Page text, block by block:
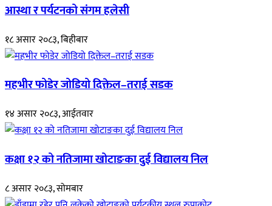
आस्था र पर्यटनको संगम हलेसी
१८ असार २०८३, बिहीबार
महभीर फोडेर जोडियो दिक्तेल–तराई सडक
१४ असार २०८३, आईतवार
कक्षा १२ को नतिजामा खोटाङका दुई विद्यालय निल
८ असार २०८३, सोमबार